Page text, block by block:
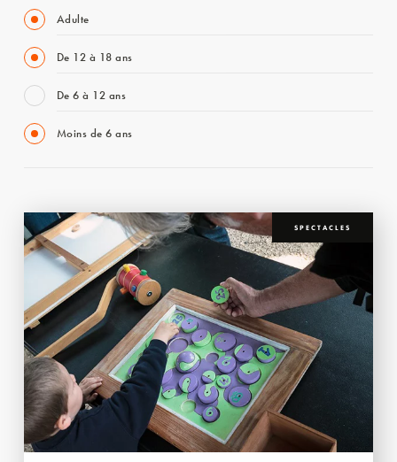
Adulte
De 12 à 18 ans
De 6 à 12 ans
Moins de 6 ans
SPECTACLES